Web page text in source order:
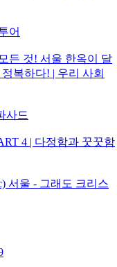
어
든 것! 서울 한옥이 달
복하다! | 우리 사회
사드
4 | 다정함과 꿋꿋함
서울 - 그래도 크리스